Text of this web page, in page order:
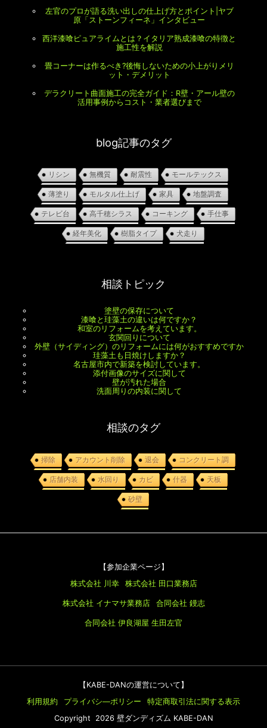
左官のプロが語る洗い出しの仕上げ方とポイント|ヤブ
原「ストーンフィーネ」インタビュー
西洋漆喰ピュアライムとは？イタリア熟成漆喰の特徴と
施工性を解説
畳コーナーは作るべき?後悔しないための小上がりメリ
ット・デメリット
デラクリート曲面施工の完全ガイド：R壁・アール壁の
活用事例からコスト・業者選びまで
blog記事のタグ
リシン 無機質 耐震性 モールテックス
薄塗り モルタル仕上げ 家具 地盤調査
テレビ台 高千穂シラス コーキング 手仕事
経年美化 樹脂タイプ 犬走り
相談トピック
塗壁の保存について
漆喰と珪藻土の違いは何ですか？
和室のリフォームを考えています。
玄関回りについて
外壁（サイディング）のリフォームには何がおすすめですか
珪藻土も日焼けしますか？
名古屋市内で新築を検討しています。
添付画像のサイズに関して
壁が汚れた場合
洗面周りの内装に関して
相談のタグ
掃除 アカウント削除 退会 コンクリート調
店舗内装 水回り カビ 什器 天板
砂壁
【参加企業ページ】
株式会社 川幸
株式会社 田口業務店
株式会社 イナマサ業務店 合同会社 鏝志
合同会社 伊良湖屋 生田左官
【KABE-DANの運営について】
利用規約
プライバシ―ポリシー
特定商取引法に関する表示
Copyright 2026 壁ダンディズム KABE-DAN